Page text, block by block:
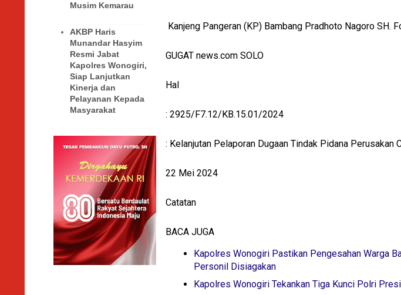
Musim Kemarau
AKBP Haris
Munandar Hasyim
Resmi Jabat
Kapolres Wonogiri,
Siap Lanjutkan
Kinerja dan
Pelayanan Kepada
Masyarakat
Kanjeng Pangeran (KP) Bambang Pradhoto Nagoro SH.
GUGAT news.com SOLO
Hal
: 2925/F7.12/KB.15.01/2024
: Kelanjutan Pelaporan Dugaan Tindak Pidana Perusakan
22 Mei 2024
Catatan
BACA JUGA
Kapolres Wonogiri Pastikan Pengesahan Warga
Personil Disiagakan
Kapolres Wonogiri Tekankan Tiga Kunci Polri